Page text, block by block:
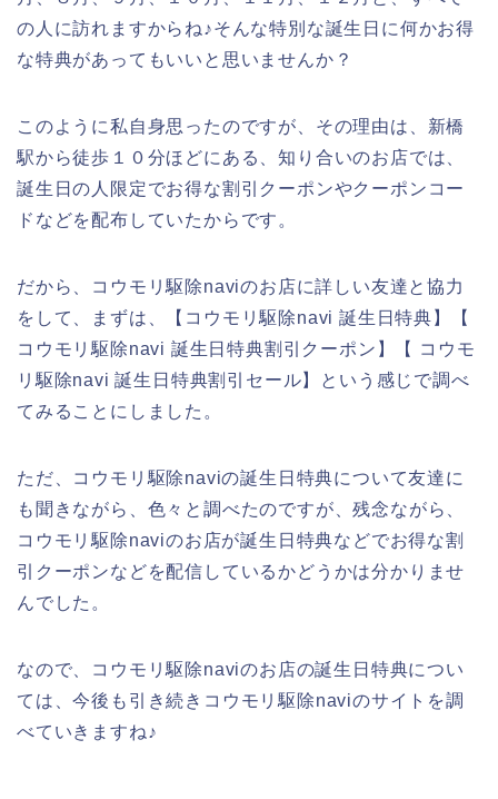
の人に訪れますからね♪そんな特別な誕生日に何かお得
な特典があってもいいと思いませんか？
このように私自身思ったのですが、その理由は、新橋
駅から徒歩１０分ほどにある、知り合いのお店では、
誕生日の人限定でお得な割引クーポンやクーポンコー
ドなどを配布していたからです。
だから、コウモリ駆除naviのお店に詳しい友達と協力
をして、まずは、【コウモリ駆除navi 誕生日特典】【
コウモリ駆除navi 誕生日特典割引クーポン】【 コウモ
リ駆除navi 誕生日特典割引セール】という感じで調べ
てみることにしました。
ただ、コウモリ駆除naviの誕生日特典について友達に
も聞きながら、色々と調べたのですが、残念ながら、
コウモリ駆除naviのお店が誕生日特典などでお得な割
引クーポンなどを配信しているかどうかは分かりませ
んでした。
なので、コウモリ駆除naviのお店の誕生日特典につい
ては、今後も引き続きコウモリ駆除naviのサイトを調
べていきますね♪